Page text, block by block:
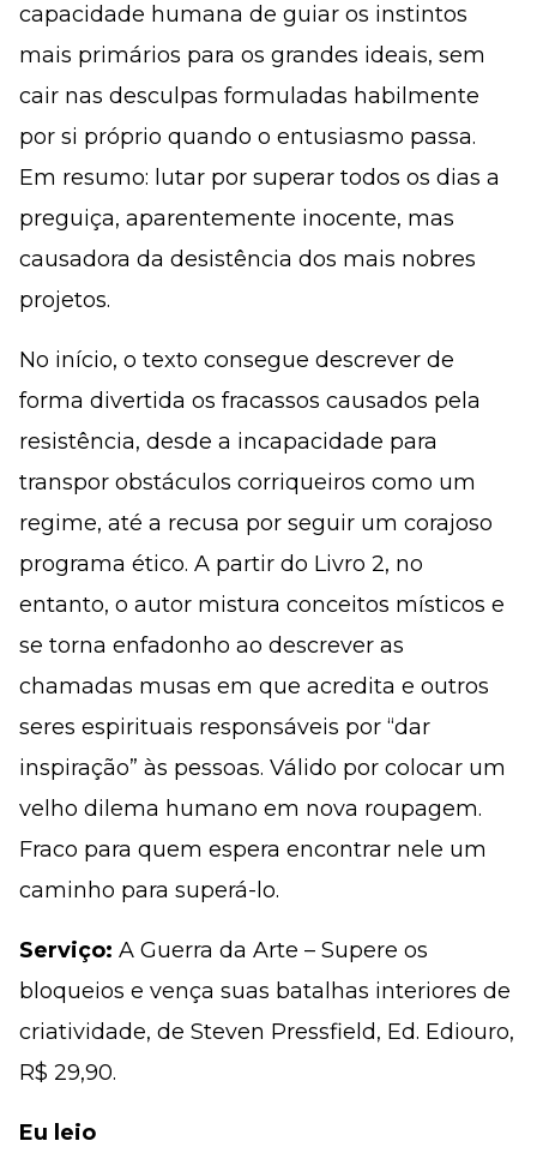
capacidade humana de guiar os instintos
mais primários para os grandes ideais, sem
cair nas desculpas formuladas habilmente
por si próprio quando o entusiasmo passa.
Em resumo: lutar por superar todos os dias a
preguiça, aparentemente inocente, mas
causadora da desistência dos mais nobres
projetos.
No início, o texto consegue descrever de
forma divertida os fracassos causados pela
resistência, desde a incapacidade para
transpor obstáculos corriqueiros como um
regime, até a recusa por seguir um corajoso
programa ético. A partir do Livro 2, no
entanto, o autor mistura conceitos místicos e
se torna enfadonho ao descrever as
chamadas musas em que acredita e outros
seres espirituais responsáveis por “dar
inspiração” às pessoas. Válido por colocar um
velho dilema humano em nova roupagem.
Fraco para quem espera encontrar nele um
caminho para superá-lo.
Serviço: A Guerra da Arte – Supere os
bloqueios e vença suas batalhas interiores de
criatividade, de Steven Pressfield, Ed. Ediouro,
R$ 29,90.
Eu leio